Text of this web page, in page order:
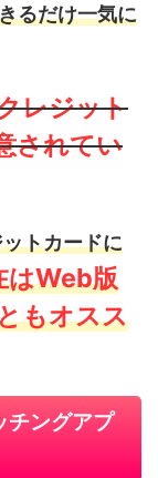
るだけ一気に
レジット
されてい
トカードに
はWeb版
もオスス
チングアプ